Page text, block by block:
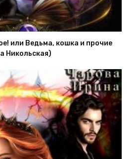
или Ведьма, кошка и прочие
Никольская)